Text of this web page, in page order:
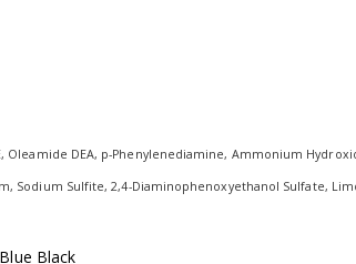
Oleamide DEA, p-Phenylenediamine, Ammonium
Sodium Sulfite, 2,4-Diaminophenoxyethanol Sulfate,
Black